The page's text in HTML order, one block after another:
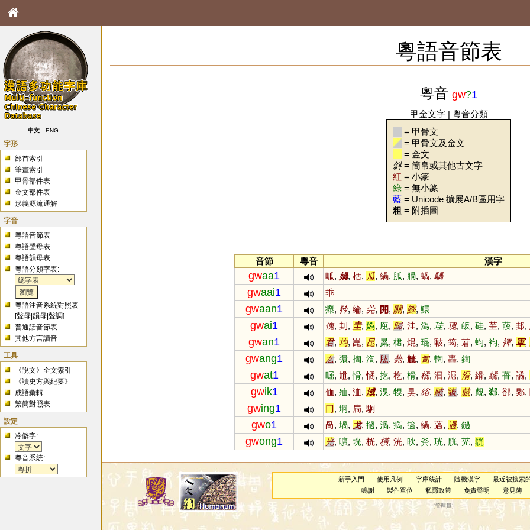
中文 ENG
字形
部首索引
筆畫索引
甲骨部件表
金文部件表
形義源流通解
字音
粵語音節表
粵語聲母表
粵語韻母表
粵語分類字表:
粵語注音系統對照表
[聲母 |韻母 |聲調]
普通話音節表
其他方言讀音
工具
《說文》全文索引
《讀史方輿紀要》
成語彙輯
繁簡對照表
設定
冷僻字:
粵音系統:
粵語音節表
粵音 gw?1
甲金文字| 粵音分類
= 甲骨文
= 甲骨文及金文
= 金文
斜= 簡帛或其他古文字
紅 = 小篆
綠 = 無小篆
藍 = Unicode 擴展A/B區用字
粗 = 附插圖
音節 粵音 漢字
gwaa1 呱, 媧, 栝, 瓜, 緺, 胍, 腡, 蝸, 騧
gwaai1 乖
gwaan1 瘝, 矜, 綸, 莞, 閞, 關, 鰥, 鱞
gwai1 傀, 刲 , 圭, 媯, 廆, 歸, 洼, 溈, 珪, 瑰, 皈, 硅, 茥, 藈, 邽,
gwan1 君, 均, 崑, 昆, 晜, 桾, 焜, 琨, 皸, 筠, 莙, 蚐, 袀, 褌, 軍,
gwang1 厷, 彋, 揈, 渹, 肱, 薨, 觥, 訇, 輷, 轟, 鍧
gwat1 啒, 尳,愲,憰, 扢, 杚, 榾, 橘, 汩, 淈, 滑, 縎, 繘, 蓇, 譎,
gwik1 侐, 殈, 洫, 淢, 湨, 犑, 狊, 綌, 聝, 虢, 虩, 覤, 郄, 郤, 郹,
gwing1 冂 , 坰, 扃,駉
gwo1 咼, 堝,戈, 撾, 渦, 瘑, 簻, 緺, 薖, 過, 鐹
gwong1 光, 嚝, 垙, 桄, 橫, 洸, 炚, 烡, 珖, 胱, 茪, 銧
新手入門 使用凡例 字庫統計 隨機漢字
最近被搜索
鳴謝
製作單位 私隱政策 免責聲明 意見簿
（管理員 ）